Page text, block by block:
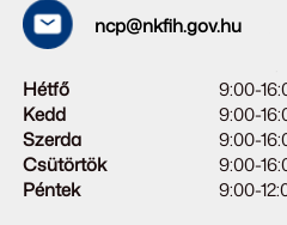
ncp@nkfih.gov.hu
Hétfő
9:00-
Kedd
9:00-
Szerda
9:00-
Csütörtök
9:00-
Péntek
9:00-